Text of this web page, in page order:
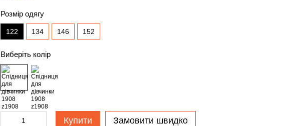
Розмір одягу
122 134 146 152
Виберіть колір
Купити Замовити швидко